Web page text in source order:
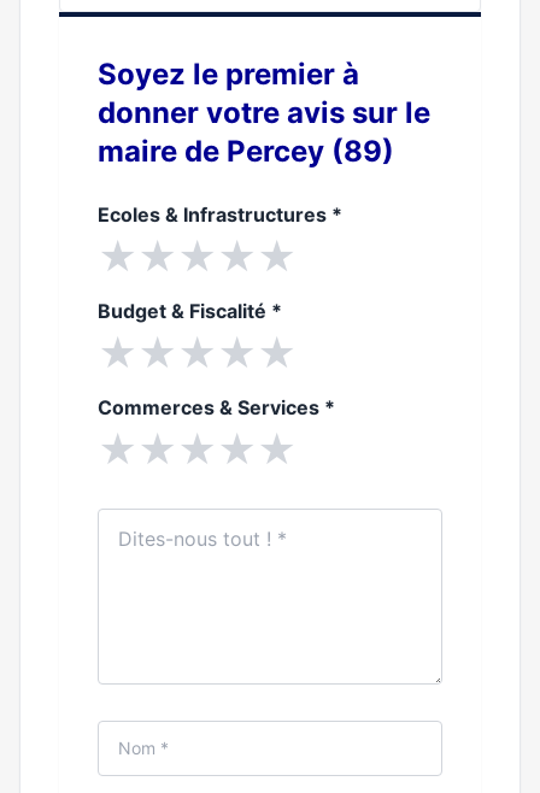
Soyez le premier à
donner votre avis sur le
maire de Percey (89)
Ecoles & Infrastructures *
★★★★★
Budget & Fiscalité *
★★★★★
Commerces & Services *
★★★★★